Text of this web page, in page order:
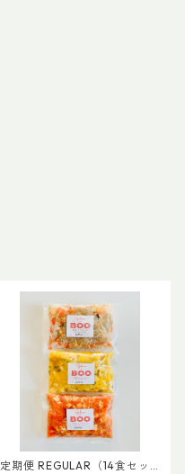
定期便 REGULAR（14食セッ